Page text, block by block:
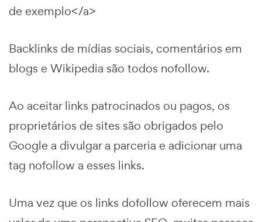
de exemplo</a>
Backlinks de mídias sociais, comentários em
blogs e Wikipedia são todos nofollow.
Ao aceitar links patrocinados ou pagos, os
proprietários de sites são obrigados pelo
Google a divulgar a parceria e adicionar uma
tag nofollow a esses links.
Uma vez que os links dofollow oferecem mais